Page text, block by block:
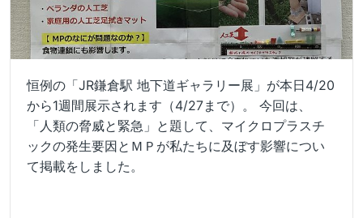
恒例の「JR鎌倉駅 地下道ギャラリー展」が本日4/20
から1週間展示されます（4/27まで）。 今回は、
「人類の脅威と緊急」と題して、マイクロプラスチ
ックの発生要因とＭＰが私たちに及ぼす影響につい
て掲載をしました。